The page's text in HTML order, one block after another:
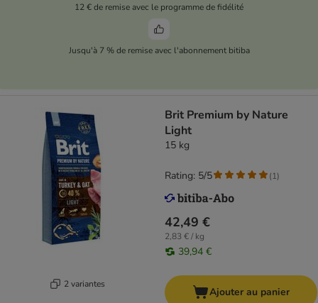
12 € de remise avec le programme de fidélité
Jusqu'à 7 % de remise avec l'abonnement bitiba
2 variantes
Brit Premium by Nature
Light
15 kg
42,49 €
2,83 € / kg
39,94 €
Rating: 5/5 (1)
Ajouter au panier